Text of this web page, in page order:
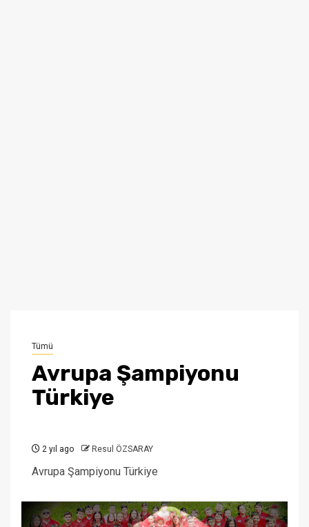
Tümü
Avrupa Şampiyonu
Türkiye
2 yıl ago Resul ÖZSARAY
Avrupa Şampiyonu Türkiye